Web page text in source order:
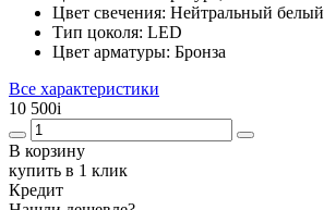
Цвет свечения: Нейтральный белый
Тип цоколя: LED
Цвет арматуры: Бронза
Все характеристики
10 500i
В корзину
купить в 1 клик
Кредит